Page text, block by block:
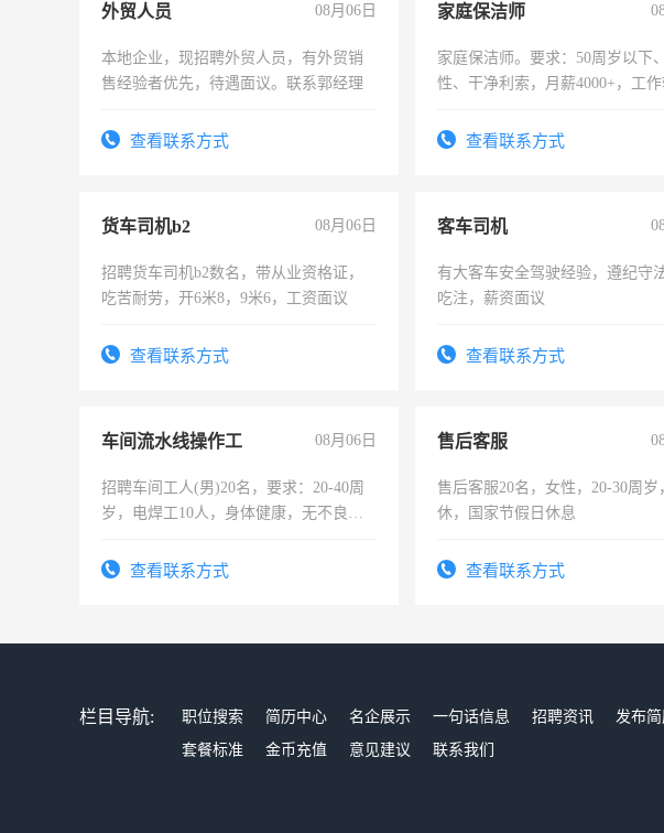
外贸人员 08月06日
本地企业，现招聘外贸人员，有外贸销
售经验者优先，待遇面议。联系郭经理
查看联系方式
家庭保洁师
家庭保洁师。要求：50周岁以下
性、干净利索，月薪4000+，工
太太等。查看联系方式
货车司机b2 08月06日
招聘货车司机b2数名，带从业资格证，
吃苦耐劳，开6米8，9米6，工资面议
查看联系方式
客车司机
有大客车安全驾驶经验，遵纪守
吃注，薪资面议
查看联系方式
车间流水线操作工 08月06日
招聘车间工人(男)20名，要求：20-40周
岁，电焊工10人，身体健康，无不良嗜
宿，免费发放劳保用品，两班倒，每月
查看联系方式
售后客服
售后客服20名，女性，20-30周岁
休，国家节假日休息
查看联系方式
栏目导航: 职位搜索 简历中心 名企展示 一句话信息 招聘资讯 发布简
套餐标准
金币充值 意见建议 联系我们